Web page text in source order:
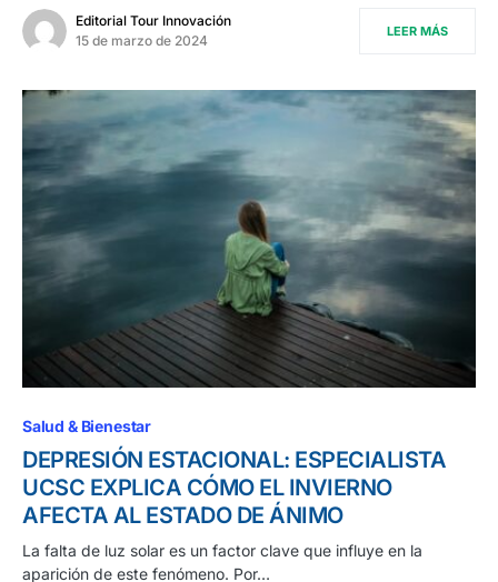
Editorial Tour Innovación
15 de marzo de 2024
LEER MÁS
Salud & Bienestar
DEPRESIÓN ESTACIONAL: ESPECIALISTA
UCSC EXPLICA CÓMO EL INVIERNO
AFECTA AL ESTADO DE ÁNIMO
La falta de luz solar es un factor clave que influye en la
aparición de este fenómeno. Por…